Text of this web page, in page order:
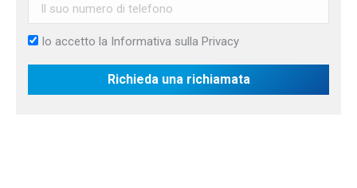
Io accetto la Informativa sulla Privacy